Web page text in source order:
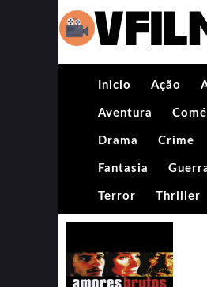
Inicio Ação
Aventura
Drama Crime
Fantasia
Terror Thriller